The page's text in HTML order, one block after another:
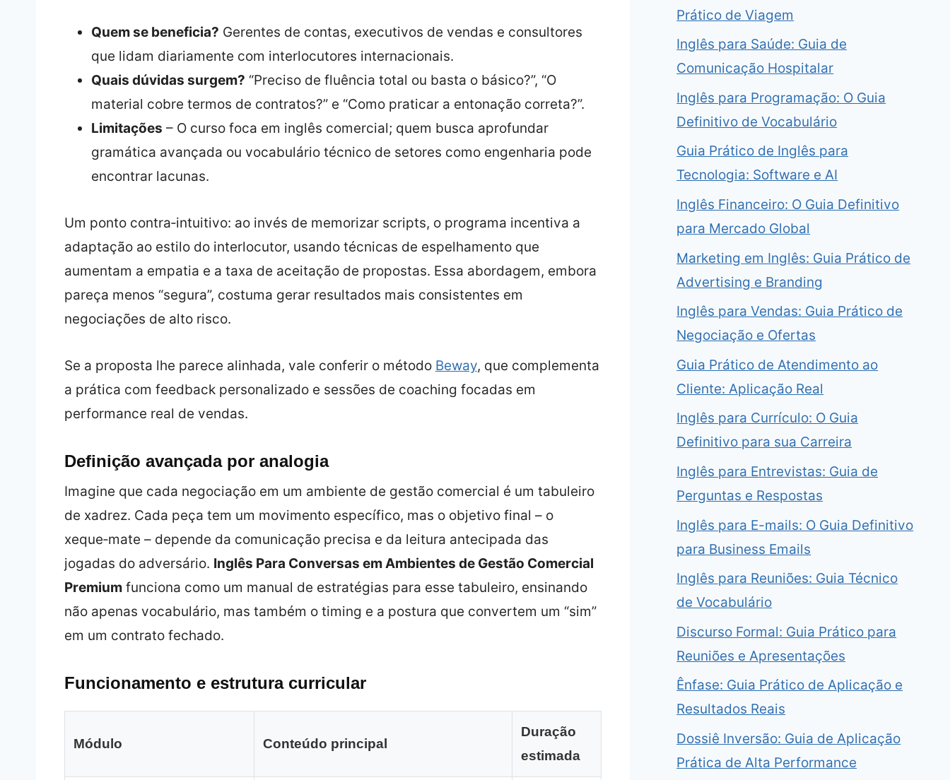
Quem se beneficia? Gerentes de contas, executivos de vendas e consultores
que lidam diariamente com interlocutores internacionais.
Quais dúvidas surgem? “Preciso de fluência total ou basta o básico?”, “O
material cobre termos de contratos?” e “Como praticar a entonação correta?”.
Limitações – O curso foca em inglês comercial; quem busca aprofundar
gramática avançada ou vocabulário técnico de setores como engenharia pode
encontrar lacunas.
Um ponto contra‑intuitivo: ao invés de memorizar scripts, o programa incentiva a
adaptação ao estilo do interlocutor, usando técnicas de espelhamento que
aumentam a empatia e a taxa de aceitação de propostas. Essa abordagem, embora
pareça menos “segura”, costuma gerar resultados mais consistentes em
negociações de alto risco.
Se a proposta lhe parece alinhada, vale conferir o método Beway, que complementa
a prática com feedback personalizado e sessões de coaching focadas em
performance real de vendas.
Definição avançada por analogia
Imagine que cada negociação em um ambiente de gestão comercial é um tabuleiro
de xadrez. Cada peça tem um movimento específico, mas o objetivo final – o
xeque‑mate – depende da comunicação precisa e da leitura antecipada das
jogadas do adversário. Inglês Para Conversas em Ambientes de Gestão Comercial
Premiumfunciona como um manual de estratégias para esse tabuleiro, ensinando
não apenas vocabulário, mas também o timing e a postura que convertem um “sim”
em um contrato fechado.
Funcionamento e estrutura curricular
Módulo Conteúdo principal
Duração
estimada
Prático de Viagem
Inglês para Saúde: Guia de
Comunicação Hospitalar
Inglês para Programação: O Guia
Definitivo de Vocabulário
Guia Prático de Inglês para
Tecnologia: Software e AI
Inglês Financeiro: O Guia Definitivo
para Mercado Global
Marketing em Inglês: Guia Prático de
Advertising e Branding
Inglês para Vendas: Guia Prático de
Negociação e Ofertas
Guia Prático de Atendimento ao
Cliente: Aplicação Real
Inglês para Currículo: O Guia
Definitivo para sua Carreira
Inglês para Entrevistas: Guia de
Perguntas e Respostas
Inglês para E-mails: O Guia Definitivo
para Business Emails
Inglês para Reuniões: Guia Técnico
de Vocabulário
Discurso Formal: Guia Prático para
Reuniões e Apresentações
Ênfase: Guia Prático de Aplicação e
Resultados Reais
Dossiê Inversão: Guia de Aplicação
Prática de Alta Performance